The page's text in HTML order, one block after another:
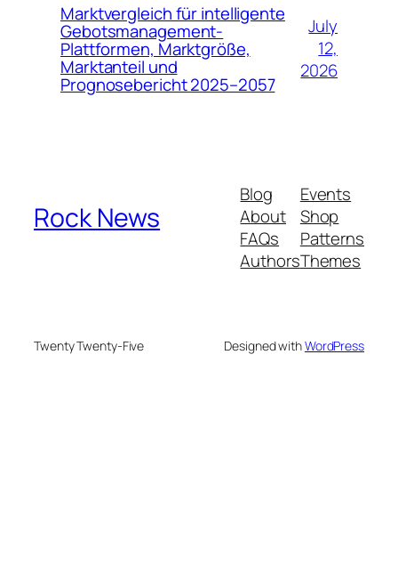
Marktvergleich für intelligente
Gebotsmanagement-
Plattformen, Marktgröße,
Marktanteil und
Prognosebericht 2025–2057
July
12,
2026
Rock News
Blog
About
FAQs
Authors
Events
Shop
Patterns
Themes
Twenty Twenty-Five Designed withWordPress